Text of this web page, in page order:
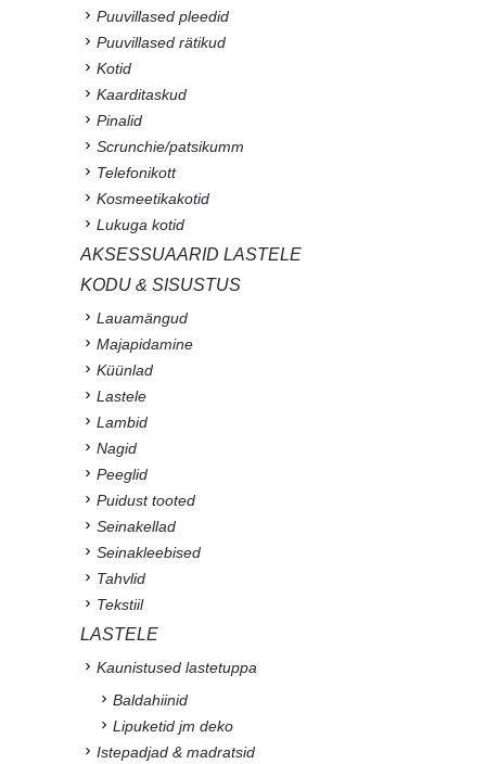
Puuvillased pleedid
Puuvillased rätikud
Kotid
Kaarditaskud
Pinalid
Scrunchie/patsikumm
Telefonikott
Kosmeetikakotid
Lukuga kotid
AKSESSUAARID LASTELE
KODU & SISUSTUS
Lauamängud
Majapidamine
Küünlad
Lastele
Lambid
Nagid
Peeglid
Puidust tooted
Seinakellad
Seinakleebised
Tahvlid
Tekstiil
LASTELE
Kaunistused lastetuppa
Baldahiinid
Lipuketid jm deko
Istepadjad & madratsid